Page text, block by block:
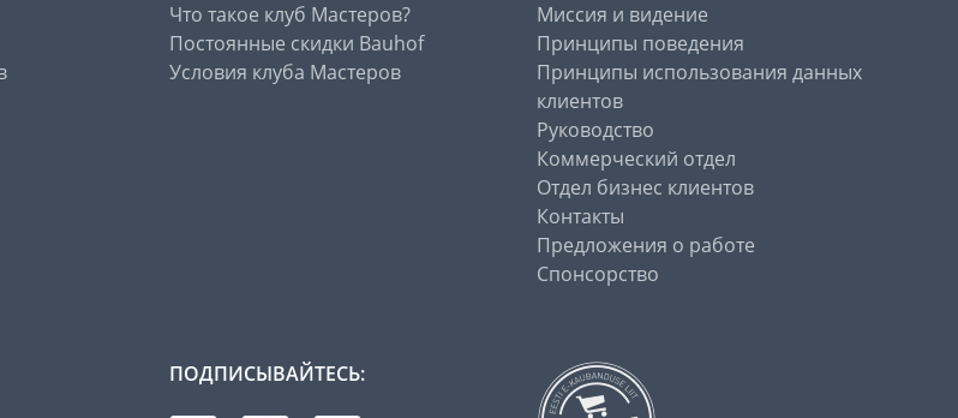
Что такое клуб Мастеров?
Постоянные скидки Bauhof
Условия клуба Мастеров
Миссия и видение
Принципы поведения
Принципы использования данных
клиентов
Руководство
Коммерческий отдел
Отдел бизнес клиентов
Контакты
Предложения о работе
Спонсорство
ПОДПИСЫВАЙТЕСЬ: